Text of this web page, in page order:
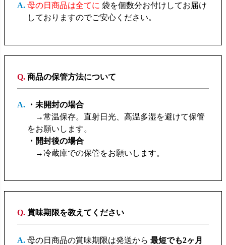
母の日商品は全てに 袋を個数分お付けしてお届け
しておりますのでご安心ください。
商品の保管方法について
・未開封の場合
→常温保存。直射日光、高温多湿を避けて保管
をお願いします。
・開封後の場合
→冷蔵庫での保管をお願いします。
賞味期限を教えてください
母の日商品の賞味期限は発送から 最短でも2ヶ月